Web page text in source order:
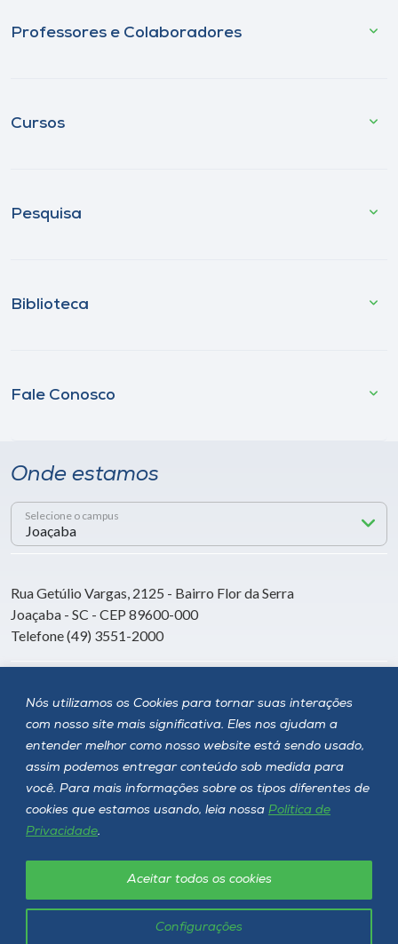
Nós utilizamos os Cookies para tornar suas interações
com nosso site mais significativa. Eles nos ajudam a
entender melhor como nosso website está sendo usado,
assim podemos entregar conteúdo sob medida para
você. Para mais informações sobre os tipos diferentes de
cookies que estamos usando, leia nossa Política de
Privacidade.
Configurações
Aceitar todos os cookies
Professores e Colaboradores
Cursos
Pesquisa
Biblioteca
Fale Conosco
Onde estamos
Selecione o campus
Rua Getúlio Vargas, 2125 - Bairro Flor da Serra
Joaçaba - SC - CEP 89600-000
Telefone (49) 3551-2000
Siga a Unoesc
Unoesc © 2026 - Todos os direitos reservados
Política de privacidade LGPD